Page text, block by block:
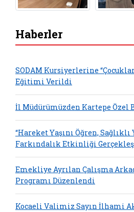
Haberler
SODAM Kursiyerlerine
Eğitimi Verildi
İl Müdürümüzden Kartepe Özel
“Hareket Yaşını Öğren,
Farkındalık Etkinliği
Emekliye Ayrılan Çalışma
Programı Düzenlendi
Kocaeli Valimiz Sayın İlhami